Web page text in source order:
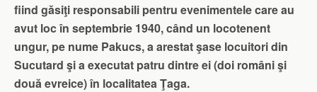
fiind găsiţi responsabili pentru evenimentele care au
avut loc în septembrie 1940, când un locotenent
ungur, pe nume Pakucs, a arestat şase locuitori din
Sucutard şi a executat patru dintre ei (doi români şi
două evreice) în localitatea Ţaga.